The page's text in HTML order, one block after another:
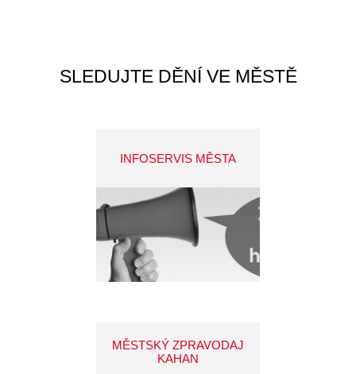
SLEDUJTE DĚNÍ VE MĚSTĚ
INFOSERVIS MĚSTA
MĚSTSKÝ ZPRAVODAJ
KAHAN